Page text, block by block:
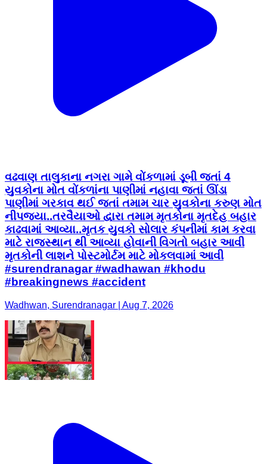
વઢવાણ તાલુકાના નગરા ગામે વોંકળામાં ડૂબી જતાં 4
યુવકોના મોત વોંકળાંના પાણીમાં નહાવા જતાં ઊંડા
પાણીમાં ગરકાવ થઈ જતાં તમામ ચાર યુવકોના કરુણ મોત
નીપજ્યા..તરવૈયાઓ દ્વારા તમામ મૃતકોના મૃતદેહ બહાર
કાઢવામાં આવ્યા..મૃતક યુવકો સોલાર કંપનીમાં કામ કરવા
માટે રાજસ્થાન થી આવ્યા હોવાની વિગતો બહાર આવી
મૃતકોની લાશને પોસ્ટમોર્ટમ માટે મોકલવામાં આવી
#surendranagar #wadhawan #khodu
#breakingnews #accident
Wadhwan, Surendranagar | Aug 7, 2026